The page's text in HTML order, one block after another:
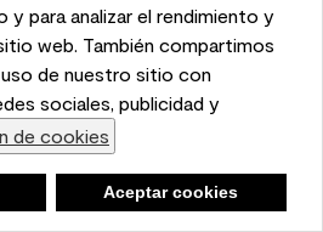
to enhance user experience
and traffic on our website.
about your use of our site
and analytics
Accept Cookies
y para analizar el rendimiento y
web. También compartimos
de nuestro sitio con
sociales, publicidad y
de cookies
Aceptar cookies
y jabón Agua y jabón
todos los productos Benjamin
en todas las áreas debido